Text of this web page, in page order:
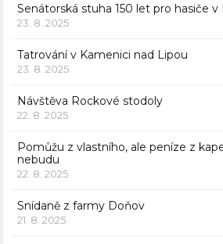
Senátorská stuha 150 let pro hasiče
23. 8. 2025
Tatrování v Kamenici nad Lipou
23. 8. 2025
Návštěva Rockové stodoly
22. 8. 2025
Pomůžu z vlastního, ale peníze z
nebudu
22. 8. 2025
Snídaně z farmy Doňov
21. 8. 2025